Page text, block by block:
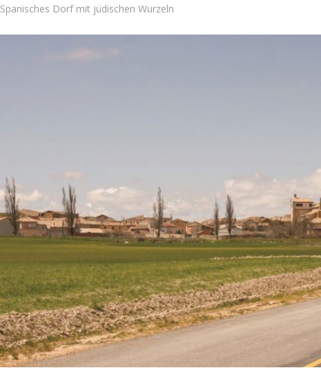
Spanisches Dorf mit jüdischen Wurzeln
Israel
Israelische Wahlen 2026: Das ist
die Knesset – Vladimir Beliak